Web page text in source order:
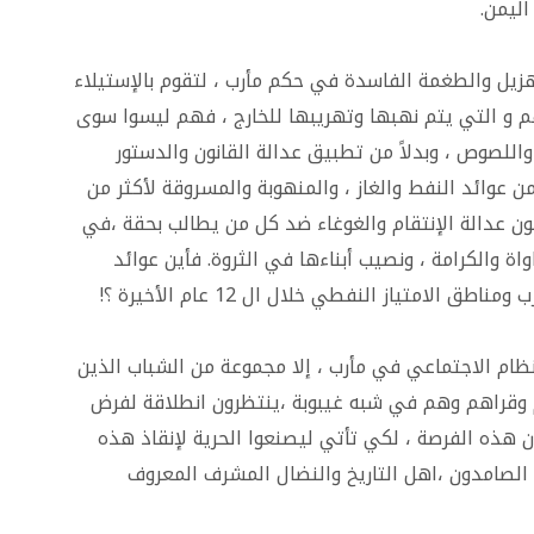
والطغمة الفاسدة في حكم مأرب ، لتقوم بالإستيلاء
و التي يتم نهبها وتهريبها للخارج ، فهم ليسوا سوى
، وبدلاً من تطبيق عدالة القانون والدستور
عوائد النفط والغاز ، والمنهوبة والمسروقة لأكثر من
عدالة الإنتقام والغوغاء ضد كل من يطالب بحقة ،في
والكرامة ، ونصيب أبناءها في الثروة. فأين عوائد
الامتياز النفطي خلال ال 12 عام الأخيرة ؟!
الاجتماعي في مأرب ، إلا مجموعة من الشباب الذين
وهم في شبه غيبوبة ،ينتظرون انطلاقة لفرض
الفرصة ، لكي تأتي ليصنعوا الحرية لإنقاذ هذه
الصامدون ،اهل التاريخ والنضال المشرف المعروف